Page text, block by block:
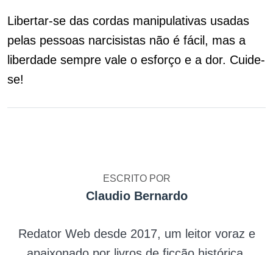
Libertar-se das cordas manipulativas usadas
pelas pessoas narcisistas não é fácil, mas a
liberdade sempre vale o esforço e a dor. Cuide-
se!
ESCRITO POR
Claudio Bernardo
Redator Web desde 2017, um leitor voraz e